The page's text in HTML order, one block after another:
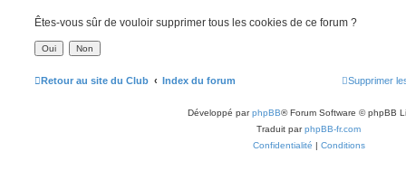
Êtes-vous sûr de vouloir supprimer tous les cookies de ce forum ?
Retour au site du Club Index du forum Supprimer
Développé parphpBB® Forum Software © phpBB
Traduit parphpBB-fr.com
Confidentialité | Conditions